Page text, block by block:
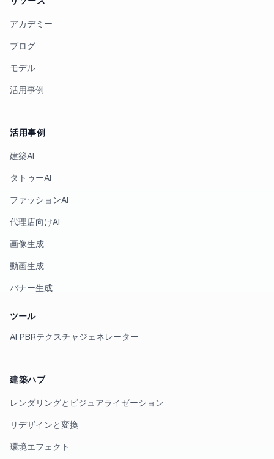
アカデミー
ブログ
モデル
活用事例
活用事例
建築AI
タトゥーAI
ファッションAI
代理店向けAI
画像生成
動画生成
バナー生成
ツール
AI PBRテクスチャジェネレーター
建築ハブ
レンダリングとビジュアライゼーション
リデザインと変換
環境エフェクト